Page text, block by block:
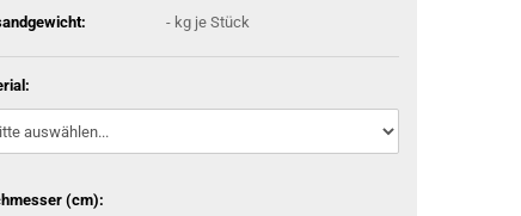
- kg je Stück
(cm):